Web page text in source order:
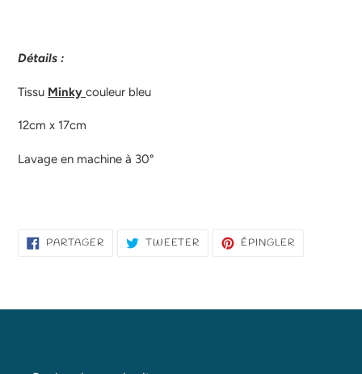
Détails :
Tissu Minky couleur bleu
12cm x 17cm
Lavage en machine à 30°
PARTAGERPARTAGER
SUR
TWEETER TWEETERÉPINGLER